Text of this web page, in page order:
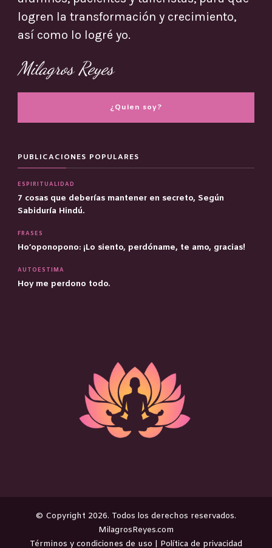
logren la transformación y crecimiento,
así como lo logré yo.
Milagros Reyes
¿Quien soy?
PUBLICACIONES POPULARES
ESPIRITUALIDAD
7 cosas que deberías mantener en secreto, Según
Sabiduría Hindú.
FRASES
Ho’oponopono: ¡Lo siento, perdóname, te amo, gracias!
AUTOESTIMA
Hoy me perdono todo.
©️ Copyright 2026. Todos los derechos reservados.
MilagrosReyes.com
Términos y condiciones de uso
Política de privacidad